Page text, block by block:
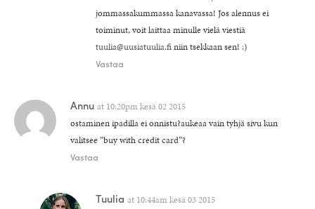
jommassakummassa kanavassa! Jos alennus ei
toiminut, voit laittaa minulle vielä viestiä
tuulia@uusiatuulia.finiin tsekkaan sen! :)
Vastaa
Annu at 10:20pm kesä 02 2015
ostaminen ipadilla ei onnistu?aukeaa vain tyhjä sivu kun
valitsee ”buy with credit card”?
Vastaa
Tuulia at 10:44am kesä 03 2015